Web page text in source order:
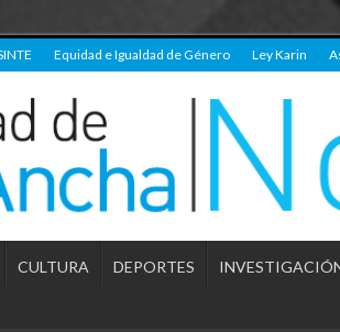
Equidad e Igualdad de Género Ley Karin
CULTURA DEPORTES